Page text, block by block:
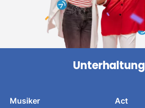
Unterhaltung
Musiker Act